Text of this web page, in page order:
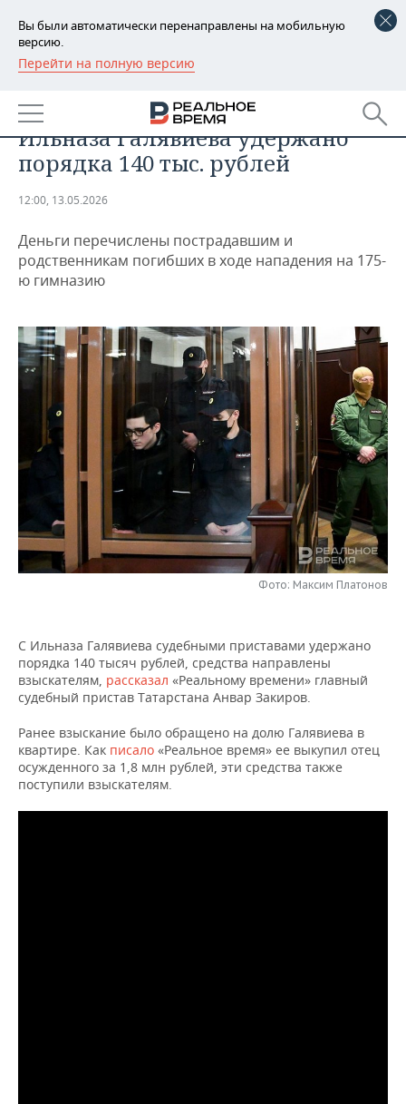
Вы были автоматически перенаправлены на мобильную
версию.
Перейти на полную версию
РЕГИОНЫ
БАШКОРТОСТАН
ТАТАРСТАН
НОВОСТИ
АНАЛИТИКА
ДЕКЛАРАЦИИ О ДОХОДАХ
КОРОЛИ ГОСЗАКАЗА ПФО
КОМУ ПРИНАДЛЕЖАТ
ТОРГОВЫЕ ЦЕНТРЫ
ТАТАРСТАНА
НОВОСТИ ЭКОНОМИКИ
ФИНАНСЫ
БЮДЖЕТ
ИНВЕСТИЦИИ
ПРОМЫШЛЕННОСТЬ
НОВОСТИ
ПРОМЫШЛЕННОСТИ
АГРОПРОМ
МАШИНОСТРОЕНИЕ
НЕФТЕХИМИЯ
НЕФТЬ
ЭНЕРГЕТИКА
НЕДВИЖИМОСТЬ
НОВОСТИ АВТО
БИЗНЕС
НОВОСТИ БИЗНЕСА
РОЗНИЧНАЯ ТОРГОВЛЯ
ТРАНСПОРТ
УСЛУГИ
ТЕХНОЛОГИИ
НОВОСТИ ТЕХНОЛОГИЙ
МЕДИА
ТЕЛЕКОММУНИКАЦИИ
МЕРОПРИЯТИЯ
НОВОСТИ МЕРОПРИЯТИЙ
ВЫЕЗДНАЯ РЕДАКЦИЯ
БИЗНЕС-БРАНЧИ
ОТКРЫТАЯ ЛЕКЦИЯ
НОВОСТИ СПОРТА
ФУТБОЛ
БАСКЕТБОЛ
ВОЛЕЙБОЛ
КИБЕРСПОРТ
ФИГУРНОЕ КАТАНИЕ
ВОДНЫЕ ВИДЫ СПОРТА
ОБЩЕСТВО
НОВОСТИ ОБЩЕСТВА
ИНФРАСТРУКТУРА
ИСТОРИЯ
КУЛЬТУРА
МЕДИЦИНА
ОБРАЗОВАНИЕ
ФОТОГАЛЕРЕЯ
СПРАВОЧНИК
СПИСОК ПЕРСОН
СПИСОК КОМПАНИЙ
ПОЛНАЯ ВЕРСИЯ
За время отбывания наказания с
Ильназа Галявиева удержано
порядка 140 тыс. рублей
12:00, 13.05.2026
Деньги перечислены пострадавшим и
родственникам погибших в ходе нападения на 175-
ю гимназию
Фото: Максим Платонов
С Ильназа Галявиева судебными приставами удержано
порядка 140 тысяч рублей, средства направлены
взыскателям, рассказал «Реальному времени» главный
судебный пристав Татарстана Анвар Закиров.
Ранее взыскание было обращено на долю Галявиева в
квартире. Как писало «Реальное время» ее выкупил отец
осужденного за 1,8 млн рублей, эти средства также
поступили взыскателям.